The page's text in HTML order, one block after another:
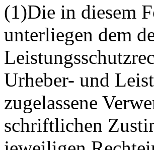
(1)Die in diesem
unterliegen dem
Urheber- und
zugelassene
schriftlichen